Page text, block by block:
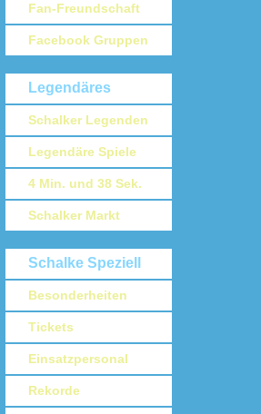
Fan-Freundschaft
Facebook Gruppen
Legendäres
Schalker Legenden
Legendäre Spiele
4 Min. und 38 Sek.
Schalker Markt
Schalke Speziell
Besonderheiten
Tickets
Einsatzpersonal
Rekorde